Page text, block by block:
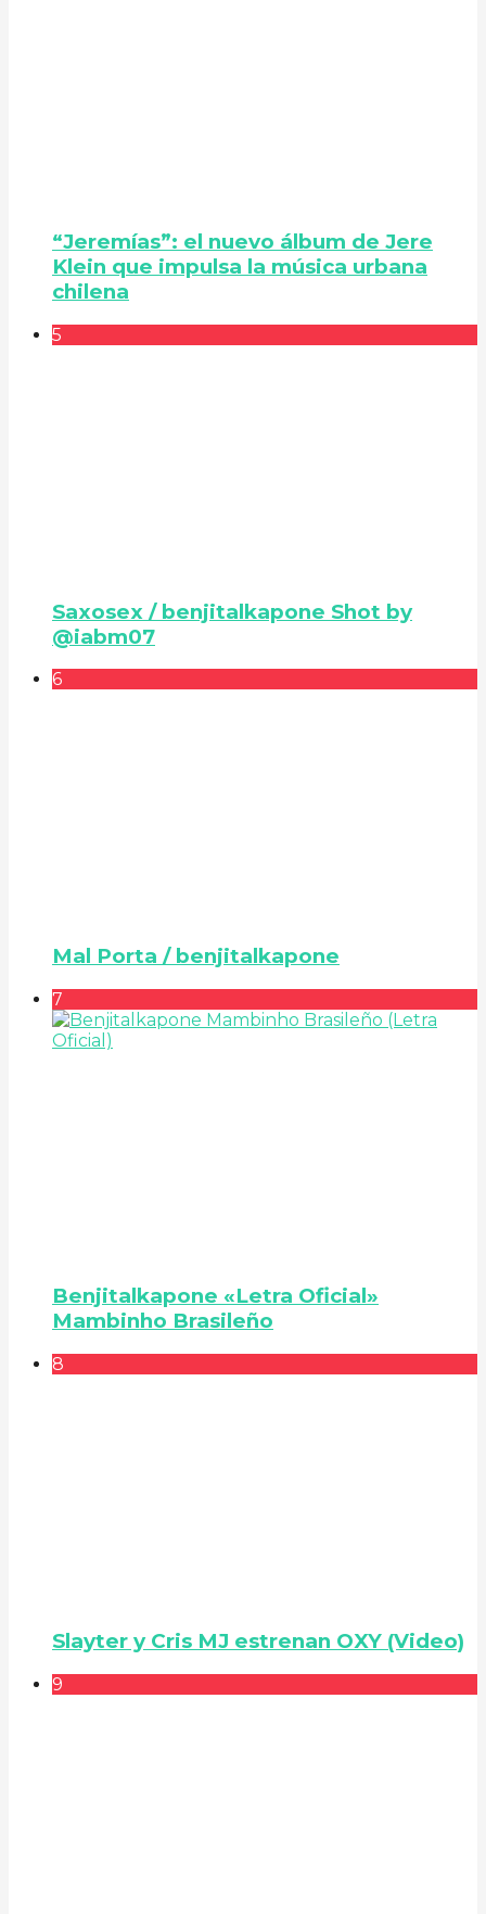
“Jeremías”: el nuevo álbum de Jere
Klein que impulsa la música urbana
chilena
5
Saxosex / benjitalkapone Shot by
@iabm07
6
Mal Porta / benjitalkapone
7
Benjitalkapone «Letra Oficial»
Mambinho Brasileño
8
Slayter y Cris MJ estrenan OXY (Video)
9